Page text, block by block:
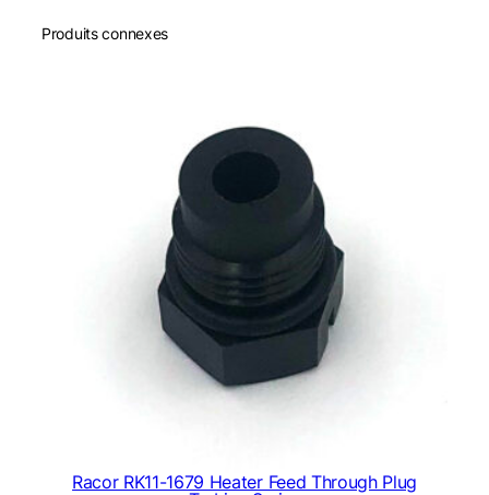
iProduits connexes
Racor RK11-1679 Heater Feed Through Plug